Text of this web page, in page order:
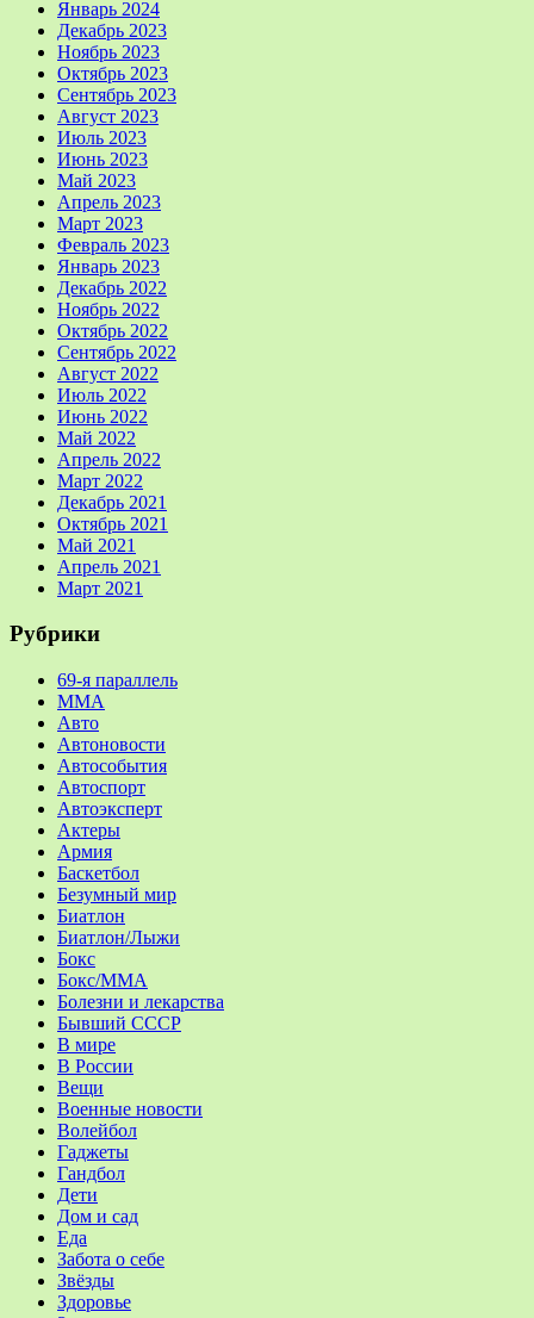
Январь 2024
Декабрь 2023
Ноябрь 2023
Октябрь 2023
Сентябрь 2023
Август 2023
Июль 2023
Июнь 2023
Май 2023
Апрель 2023
Март 2023
Февраль 2023
Январь 2023
Декабрь 2022
Ноябрь 2022
Октябрь 2022
Сентябрь 2022
Август 2022
Июль 2022
Июнь 2022
Май 2022
Апрель 2022
Март 2022
Декабрь 2021
Октябрь 2021
Май 2021
Апрель 2021
Март 2021
Рубрики
69-я параллель
MMA
Авто
Автоновости
Автособытия
Автоспорт
Автоэксперт
Актеры
Армия
Баскетбол
Безумный мир
Биатлон
Биатлон/Лыжи
Бокс
Бокс/MMA
Болезни и лекарства
Бывший СССР
В мире
В России
Вещи
Военные новости
Волейбол
Гаджеты
Гандбол
Дети
Дом и сад
Еда
Забота о себе
Звёзды
Здоровье